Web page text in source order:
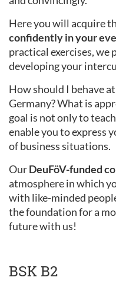
Here you will acquire
confidently in your
practical exercises, we
developing your
How should I behave
Germany? What is
goal is not only to
enable you to express
of business situations.
OurDeuFöV-funded
atmosphere in which
with like-minded
the foundation for a
future with us!
BSK B2